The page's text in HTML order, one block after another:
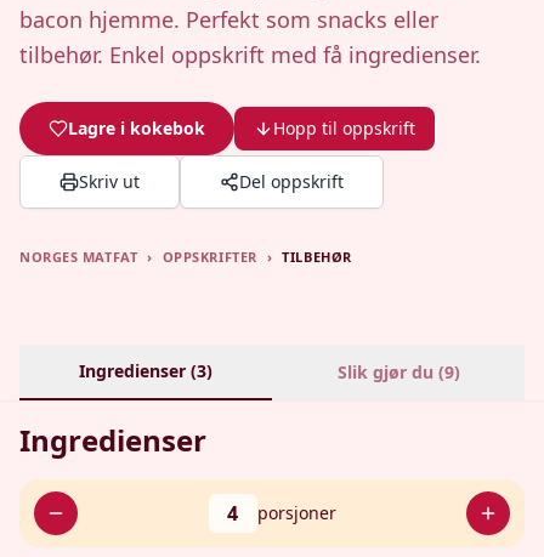
bacon hjemme. Perfekt som snacks eller
tilbehør. Enkel oppskrift med få ingredienser.
Lagre i kokebok Hopp til oppskrift
Skriv ut Del oppskrift
NORGES MATFAT › OPPSKRIFTER › TILBEHØR
Ingredienser (3) Slik gjør du (9)
Ingredienser
4 porsjoner